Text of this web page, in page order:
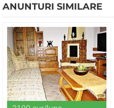
ANUNTURI SIMILARE